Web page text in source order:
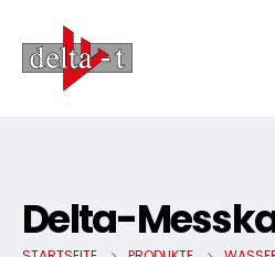
Delta-